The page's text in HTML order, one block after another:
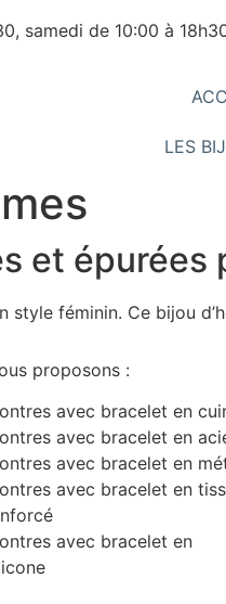
samedi de 10:00 à
LES
et épurées
style féminin. Ce bijou
proposons :
avec bracelet en
avec bracelet en
avec bracelet en
avec bracelet en
avec bracelet en